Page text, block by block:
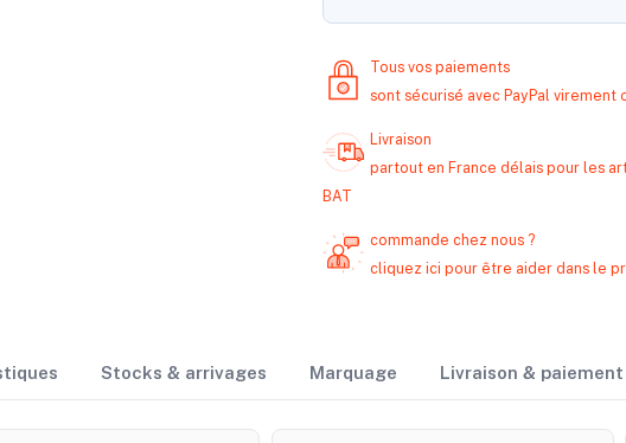
Tous vos paiements
sont sécurisé avec PayPal virement
Livraison
partout en France délais pour les
BAT
commande chez nous ?
cliquez ici pour être aider dans le
Stocks & arrivages Marquage Livraison & paiement